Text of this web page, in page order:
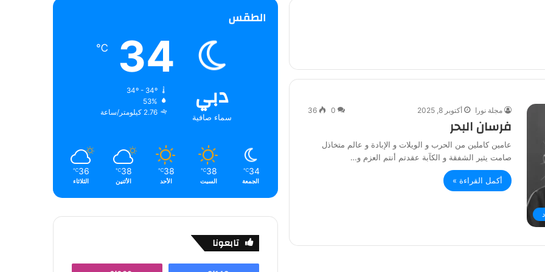
مجلة نورا أكتوبر 8, 2025 0
36
فرسان البحر
عامين كاملين من الحرب و الويلات و الإبادة و عالم متخاذل
صامت يثير الشفقة و الكآبة عقدتم أنتم العزم و…
أكمل القراءة »
الطقس
دبي
سماء صافية
34
℃
34º - 34º
53%
2.76 كيلومتر/ساعة
34
℃
الجمعة
38
℃
السبت
38
℃
الأحد
38
℃
الأثنين
36
℃
الثلاثاء
تابعونا